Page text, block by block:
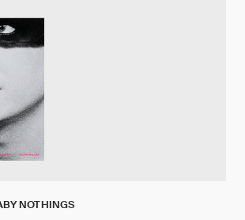
NOTHINGS